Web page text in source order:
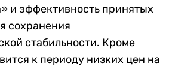
и эффективность принятых
сохранения
стабильности. Кроме
к периоду низких цен на